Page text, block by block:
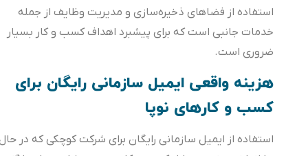
استفاده از فضاهای ذخیره‌سازی و مدیریت وظایف از جمله
خدمات جانبی است که برای پیشبرد اهداف کسب و کار بسیار
ضروری است.
هزینه واقعی ایمیل سازمانی رایگان برای
کسب و کارهای نوپا
استفاده از ایمیل‌ سازمانی رایگان برای شرکت کوچکی که در حال